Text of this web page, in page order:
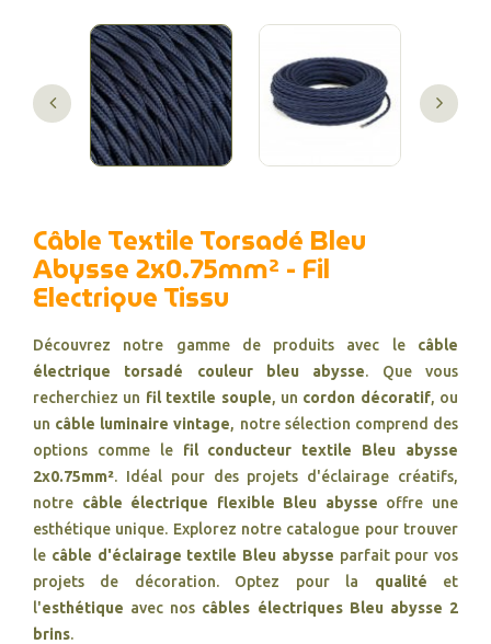
Câble Textile Torsadé Bleu
Abysse 2x0.75mm² - Fil
Electrique Tissu
Découvrez notre gamme de produits avec le câble
électrique torsadé couleur bleu abysse. Que vous
recherchiez un fil textile souple, un cordon décoratif, ou
un câble luminaire vintage, notre sélection comprend des
options comme le fil conducteur textile Bleu abysse
2x0.75mm². Idéal pour des projets d'éclairage créatifs,
notre câble électrique flexible Bleu abysse offre une
esthétique unique. Explorez notre catalogue pour trouver
le câble d'éclairage textile Bleu abysse parfait pour vos
projets de décoration. Optez pour la qualité et
l'esthétique avec nos câbles électriques Bleu abysse 2
brins.